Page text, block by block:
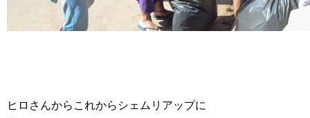
ヒロさんからこれからシェムリアップに